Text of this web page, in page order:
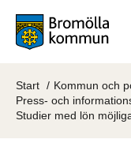
Start
Kommun och
Press- och
Studier med lön